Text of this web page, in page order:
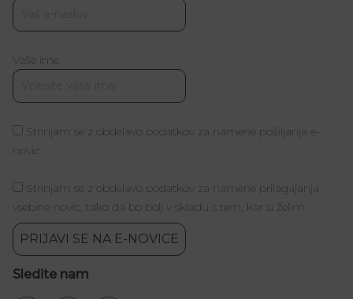
Vaše ime
Strinjam se z obdelavo podatkov za namene pošiljanja e-
novic
Strinjam se z obdelavo podatkov za namene prilagajanja
vsebine novic, tako da bo bolj v skladu s tem, kar si želim.
PRIJAVI SE NA E-NOVICE
Sledite nam